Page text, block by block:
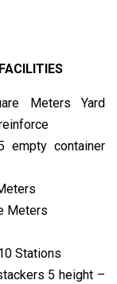
Meters Yard
empty container
Meters
Stations
5 height –